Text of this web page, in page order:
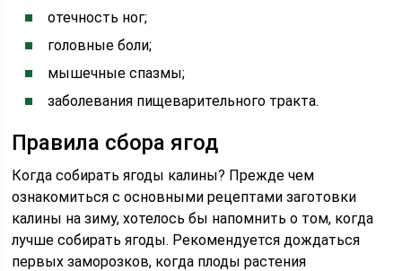
отечность ног;
головные боли;
мышечные спазмы;
заболевания пищеварительного тракта.
Правила сбора ягод
Когда собирать ягоды калины? Прежде чем
ознакомиться с основными рецептами заготовки
калины на зиму, хотелось бы напомнить о том, когда
лучше собирать ягоды. Рекомендуется дождаться
первых заморозков, когда плоды растения